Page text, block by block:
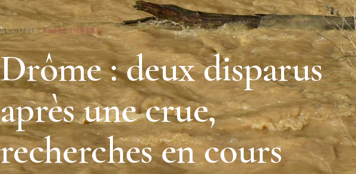
ACCUEIL FAITS DIVERS
Drôme : deux disparus
après une crue,
recherches en cours